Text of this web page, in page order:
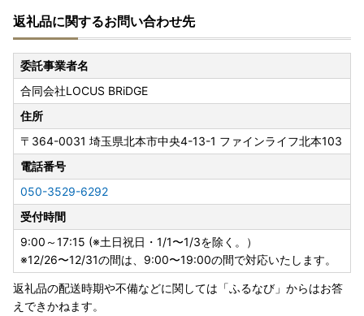
返礼品に関するお問い合わせ先
委託事業者名
合同会社LOCUS BRiDGE
住所
〒364-0031 埼玉県北本市中央4-13-1 ファインライフ北本103
電話番号
050-3529-6292
受付時間
9:00～17:15 (※土日祝日・1/1〜1/3を除く。）
※12/26〜12/31の間は、9:00〜19:00の間で対応いたします。
返礼品の配送時期や不備などに関しては「ふるなび」からはお答
えできかねます。